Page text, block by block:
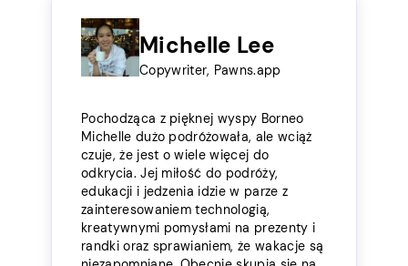
Michelle Lee
Copywriter, Pawns.app
Pochodząca z pięknej wyspy Borneo
Michelle dużo podróżowała, ale wciąż
czuje, że jest o wiele więcej do
odkrycia. Jej miłość do podróży,
edukacji i jedzenia idzie w parze z
zainteresowaniem technologią,
kreatywnymi pomysłami na prezenty i
randki oraz sprawianiem, że wakacje są